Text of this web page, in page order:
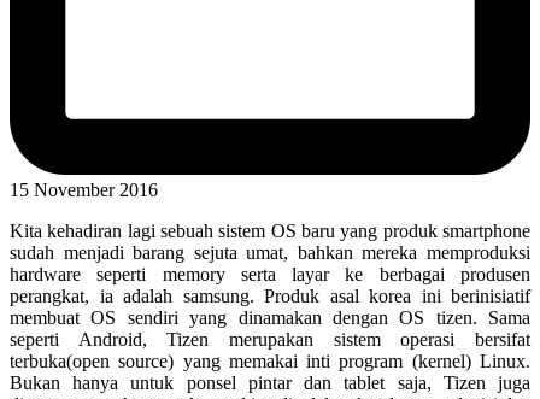
15 November 2016
Kita kehadiran lagi sebuah sistem OS baru yang produk smartphone
sudah menjadi barang sejuta umat, bahkan mereka memproduksi
hardware seperti memory serta layar ke berbagai produsen
perangkat, ia adalah samsung. Produk asal korea ini berinisiatif
membuat OS sendiri yang dinamakan dengan OS tizen. Sama
seperti Android, Tizen merupakan sistem operasi bersifat
terbuka(open source) yang memakai inti program (kernel) Linux.
Bukan hanya untuk ponsel pintar dan tablet saja, Tizen juga